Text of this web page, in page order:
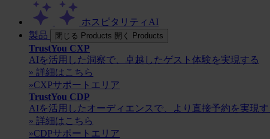
ホスピタリティAI
製品
閉じる Products 開く Products
TrustYou CXP
AIを活用した洞察で、卓越したゲスト体験を実現する
» 詳細はこちら
»CXPサポートエリア
TrustYou CDP
AIを活用したオーディエンスで、より直接予約を実現す
» 詳細はこちら
»CDPサポートエリア